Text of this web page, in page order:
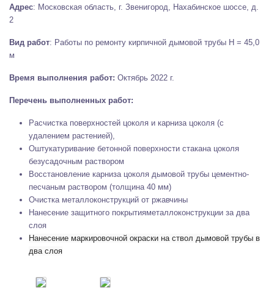
Адрес: Московская область, г. Звенигород, Нахабинское шоссе, д.
2
Вид работ: Работы по ремонту кирпичной дымовой трубы Н = 45,0
м
Время выполнения работ: Октябрь 2022 г.
Перечень выполненных работ:
Расчистка поверхностей цоколя и карниза цоколя (с
удалением растенией),
Оштукатуривание бетонной поверхности стакана цоколя
безусадочным раствором
Восстановление карниза цоколя дымовой трубы цементно-
песчаным раствором (толщина 40 мм)
Очистка металлоконструкций от ржавчины
Нанесение защитного покрытияметаллоконструкции за два
слоя
Нанесение маркировочной окраски на ствол дымовой трубы в
два слоя